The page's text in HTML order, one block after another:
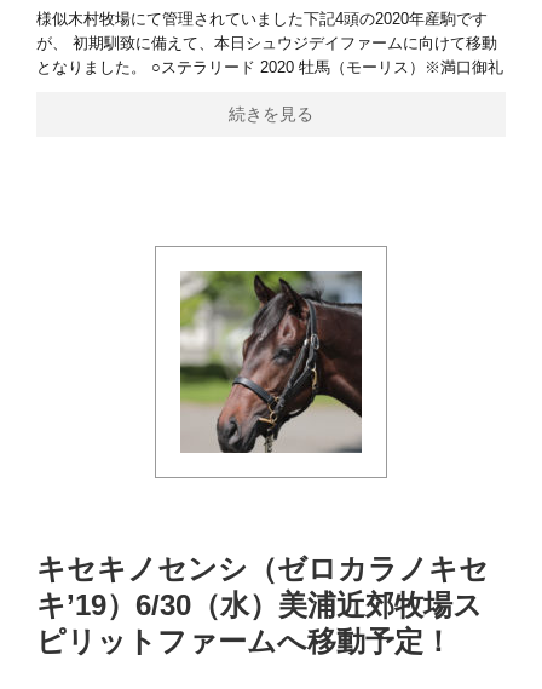
様似木村牧場にて管理されていました下記4頭の2020年産駒です
が、 初期馴致に備えて、本日シュウジデイファームに向けて移動
となりました。 ○ステラリード 2020 牡馬（モーリス）※満口御礼
続きを見る
キセキノセンシ（ゼロカラノキセ
キ’19）6/30（水）美浦近郊牧場ス
ピリットファームへ移動予定！